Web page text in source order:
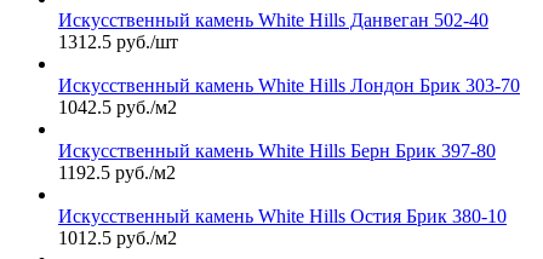
Искусственный камень White Hills Данвеган 502-40
1312.5 руб./шт
Искусственный камень White Hills Лондон Брик 303-70
1042.5 руб./м2
Искусственный камень White Hills Берн Брик 397-80
1192.5 руб./м2
Искусственный камень White Hills Остия Брик 380-10
1012.5 руб./м2